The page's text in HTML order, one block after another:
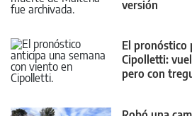
versión
El pronóstico
Cipolletti:
pero con